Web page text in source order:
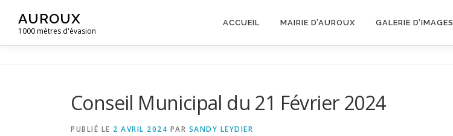
contenu
AUROUX
1000 mètres d'évasion
ACCUEIL MAIRIE D’AUROUX GALERIE D’IMAGES
Conseil Municipal du 21 Février 2024
PUBLIÉ LE 2 AVRIL 2024 PAR SANDY LEYDIER